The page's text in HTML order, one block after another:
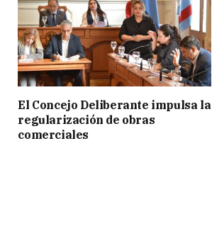
El Concejo Deliberante impulsa la
regularización de obras
comerciales